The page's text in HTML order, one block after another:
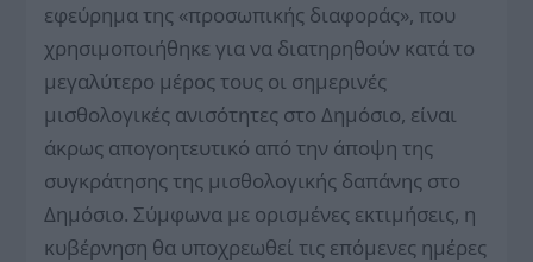
εφεύρημα της «προσωπικής διαφοράς», που
χρησιμοποιήθηκε για να διατηρηθούν κατά το
μεγαλύτερο μέρος τους οι σημερινές
μισθολογικές ανισότητες στο Δημόσιο, είναι
άκρως απογοητευτικό από την άποψη της
συγκράτησης της μισθολογικής δαπάνης στο
Δημόσιο. Σύμφωνα με ορισμένες εκτιμήσεις, η
κυβέρνηση θα υποχρεωθεί τις επόμενες ημέρες